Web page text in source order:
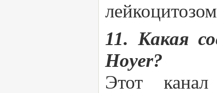
11. Какая
Hoyer?
Этот канал